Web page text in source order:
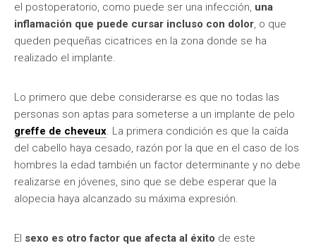
el postoperatorio, como puede ser una infección, una
inflamación que puede cursar incluso con dolor, o que
queden pequeñas cicatrices en la zona donde se ha
realizado el implante.
Lo primero que debe considerarse es que no todas las
personas son aptas para someterse a un implante de pelo
greffe de cheveux. La primera condición es que la caída
del cabello haya cesado, razón por la que en el caso de los
hombres la edad también un factor determinante y no debe
realizarse en jóvenes, sino que se debe esperar que la
alopecia haya alcanzado su máxima expresión.
El sexo es otro factor que afecta al éxito de este